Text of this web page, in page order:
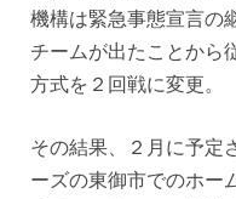
機構は緊急事態宣言の
チームが出たことから
方式を２回戦に変更。
その結果、２月に予定
ーズの東御市でのホー